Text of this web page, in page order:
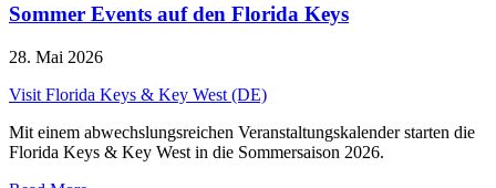
Sommer Events auf den Florida Keys
28. Mai 2026
Visit Florida Keys & Key West (DE)
Mit einem abwechslungsreichen Veranstaltungskalender starten die
Florida Keys & Key West in die Sommersaison 2026.